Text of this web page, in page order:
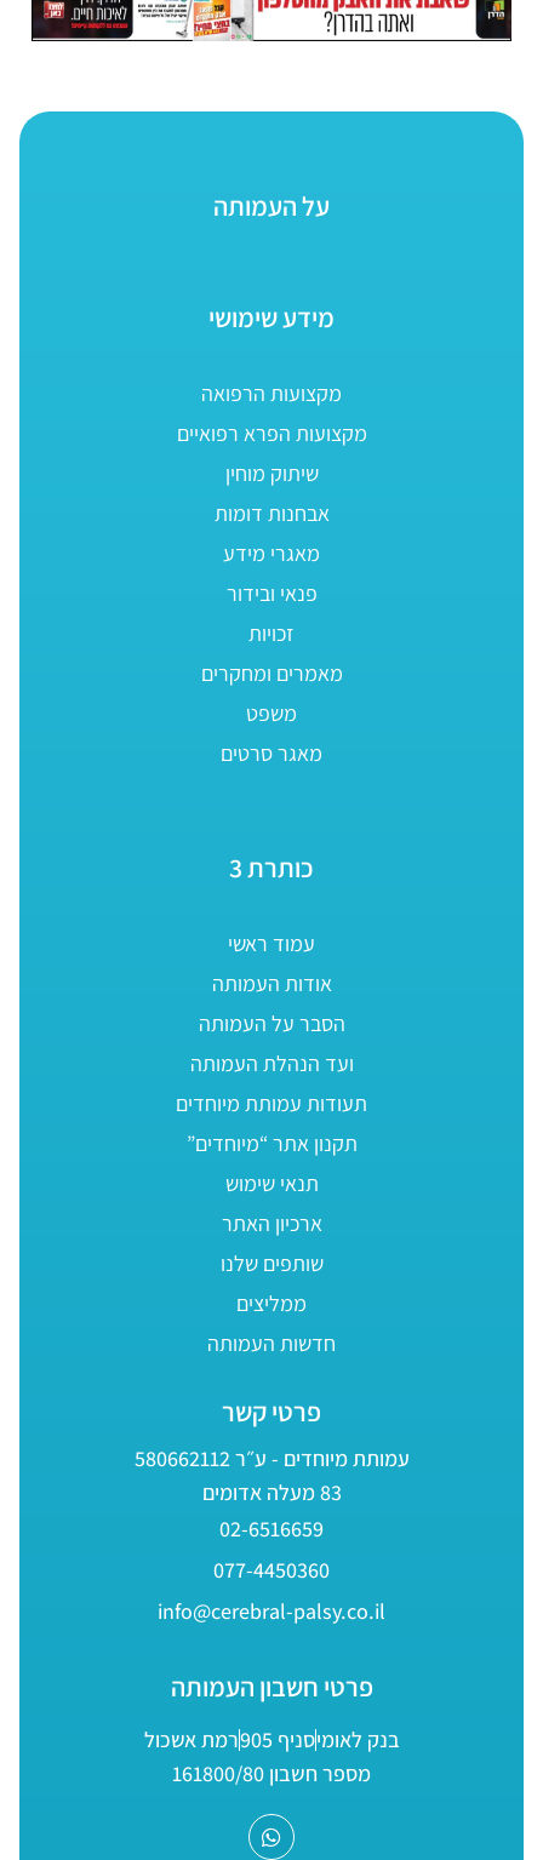
על העמותה
מידע שימושי
מקצועות הרפואה
מקצועות הפרא רפואיים
שיתוק מוחין
אבחנות דומות
מאגרי מידע
פנאי ובידור
זכויות
מאמרים ומחקרים
משפט
מאגר סרטים
כותרת 3
עמוד ראשי
אודות העמותה
הסבר על העמותה
ועד הנהלת העמותה
תעודות עמותת מיוחדים
תקנון אתר “מיוחדים”
תנאי שימוש
ארכיון האתר
שותפים שלנו
ממליצים
חדשות העמותה
פרטי קשר
עמותת מיוחדים - ע״ר 580662112
83 מעלה אדומים
02-6516659
077-4450360
info@cerebral-palsy.co.il
פרטי חשבון העמותה
בנק לאומיסניף 905
רמת אשכול
מספר חשבון 161800/80